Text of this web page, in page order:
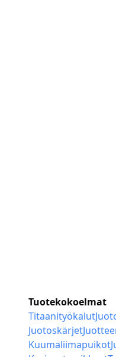
Tuotekokoelmat
Titaanityökalut
Juotoskärjet
Kuumaliimapuikot